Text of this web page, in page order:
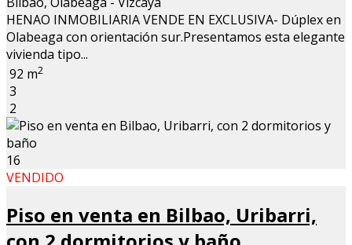
HENAO INMOBILIARIA VENDE EN EXCLUSIVA- Dúplex en
Olabeaga con orientación sur.Presentamos esta elegante
vivienda tipo...
92 m2
3
2
16
VENDIDO
Piso en venta en Bilbao, Uribarri,